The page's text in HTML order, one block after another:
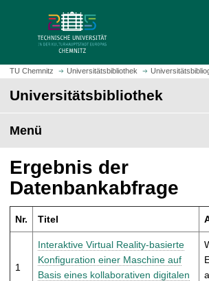
z
m
t
e
i
t
u
f
u
f
TU Chemnitz Universitätsbibliothek
Universitätsbibliothek
Menü
Ergebnis der
Datenbankabfrage
Nr. Titel
1
Interaktive Virtual Reality-basierte
Konfiguration einer Maschine auf
Basis eines kollaborativen digitalen